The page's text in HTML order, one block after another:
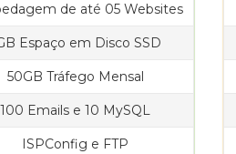
de até 05 Websites
Espaço em Disco SSD
50GB Tráfego Mensal
100 Emails e 10 MySQL
ISPConfig e FTP